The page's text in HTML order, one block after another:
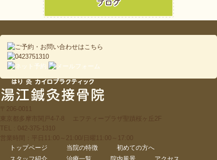
〒206-0011
東京都多摩市関戸4-7-8 エフティープラザ聖蹟桜ヶ丘2F
TEL : 042-375-1310
営業時間：平日11:00～21:00/日曜11:00～17:00
トップページ
当院の特徴
初めての方へ